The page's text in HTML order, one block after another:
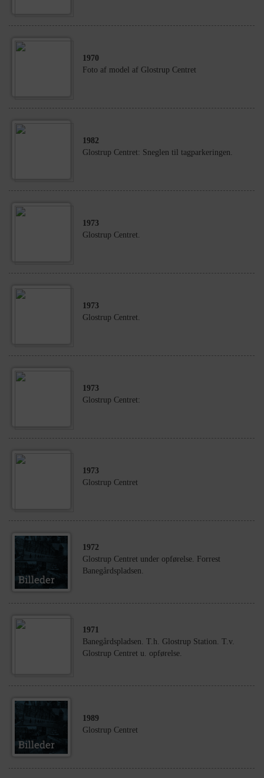
1970
Foto af model af Glostrup Centret
1982
Glostrup Centret: Sneglen til tagparkeringen.
1973
Glostrup Centret.
1973
Glostrup Centret.
1973
Glostrup Centret:
1973
Glostrup Centret
1972
Glostrup Centret under opførelse. Forrest
Banegårdspladsen.
1971
Banegårdspladsen. T.h. Glostrup Station. T.v.
Glostrup Centret u. opførelse.
1989
Glostrup Centret